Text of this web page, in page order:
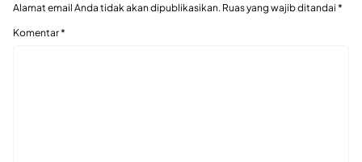
Alamat email Anda tidak akan dipublikasikan. Ruas yang wajib ditandai *
Komentar*